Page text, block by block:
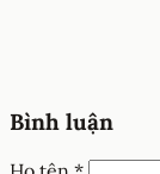
Bình luận